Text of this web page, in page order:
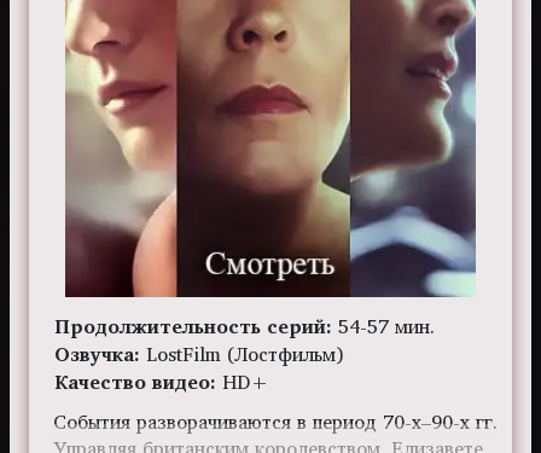
Продолжительность серий: 54-57 мин.
Озвучка: LostFilm (Лостфильм)
Качество видео: HD+
События разворачиваются в период 70-х–90-х гг.